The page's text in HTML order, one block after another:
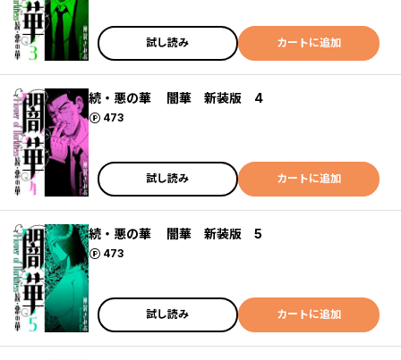
試し読み カートに追加
続・悪の華 闇華 新装版 4
473
ポイント
試し読み カートに追加
続・悪の華 闇華 新装版 5
473
ポイント
試し読み カートに追加